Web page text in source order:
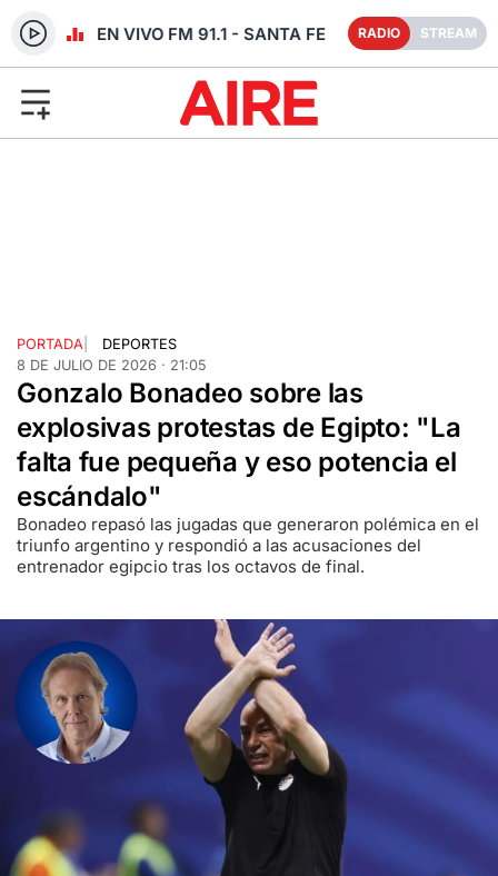
RADIO EN VIVO FM 91.1 - SANTA FE RADIO STREAM
PORTADA
DEPORTES
8 DE JULIO DE 2026 · 21:05
Gonzalo Bonadeo sobre las
explosivas protestas de Egipto: "La
falta fue pequeña y eso potencia el
escándalo"
Bonadeo repasó las jugadas que generaron polémica en el
triunfo argentino y respondió a las acusaciones del
entrenador egipcio tras los octavos de final.